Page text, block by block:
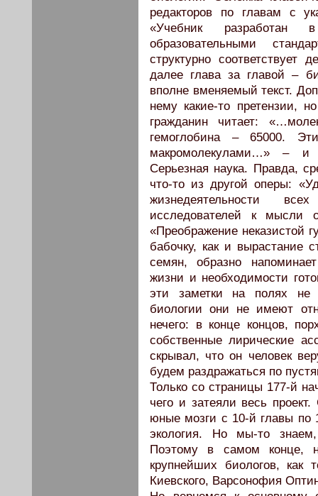
редакторов по главам с
«Учебник разработан
образовательными
структурно
далее глава за главой –
вполне вменяемый текст.
нему какие-то претензии,
гражданин читает:
гемоглобина – 65000.
макромолекулами…» – и
Серьезная наука. Правда,
что-то из другой оперы:
жизнедеятельности
исследователей к мысли
«Преображение неказистой
бабочку, как и вырастание
семян, образно
жизни и необходимости
эти заметки на полях не
биологии они не имеют
нечего: в конце концов,
собственные лирические
скрывал, что он человек
будем раздражаться по
Только со страницы 177-й
чего и затеяли весь
юные мозги с 10-й главы по
экология. Но мы-то
Поэтому в самом конце,
крупнейших биологов, как
Киевского, Варсонофия